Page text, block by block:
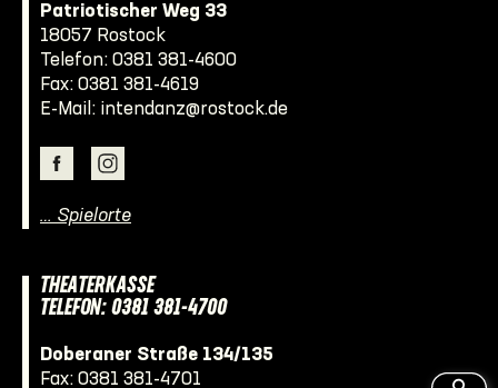
Patriotischer Weg 33
18057 Rostock
Telefon: 0381 381-4600
Fax: 0381 381-4619
E-Mail: intendanz@rostock.de
… Spielorte
THEATERKASSE
TELEFON: 0381 381-4700
Doberaner Straße 134/135
Fax: 0381 381-4701